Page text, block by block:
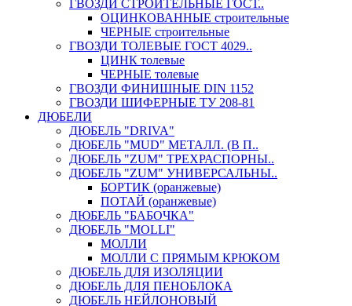
ГВОЗДИ СТРОИТЕЛЬНЫЕ ГОСТ..
ОЦИНКОВАННЫЕ строительные
ЧЕРНЫЕ строительные
ГВОЗДИ ТОЛЕВЫЕ ГОСТ 4029..
ЦИНК толевые
ЧЕРНЫЕ толевые
ГВОЗДИ ФИНИШНЫЕ DIN 1152
ГВОЗДИ ШИФЕРНЫЕ ТУ 208-81
ДЮБЕЛИ
ДЮБЕЛЬ "DRIVA"
ДЮБЕЛЬ "MUD" МЕТАЛЛ. (В П..
ДЮБЕЛЬ "ZUM" ТРЕХРАСПОРНЫ..
ДЮБЕЛЬ "ZUM" УНИВЕРСАЛЬНЫ..
БОРТИК (оранжевые)
ПОТАЙ (оранжевые)
ДЮБЕЛЬ "БАБОЧКА"
ДЮБЕЛЬ "МOLLI"
МОЛЛИ
МОЛЛИ С ПРЯМЫМ КРЮКОМ
ДЮБЕЛЬ ДЛЯ ИЗОЛЯЦИИ
ДЮБЕЛЬ ДЛЯ ПЕНОБЛОКА
ДЮБЕЛЬ НЕЙЛОНОВЫЙ